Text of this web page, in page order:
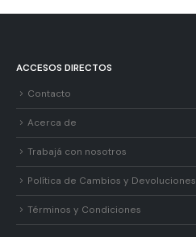
ACCESOS DIRECTOS
Contacto
Acerca de
Trabajá con nosotros
Política de Cambios y Devoluciones
Términos y Condiciones